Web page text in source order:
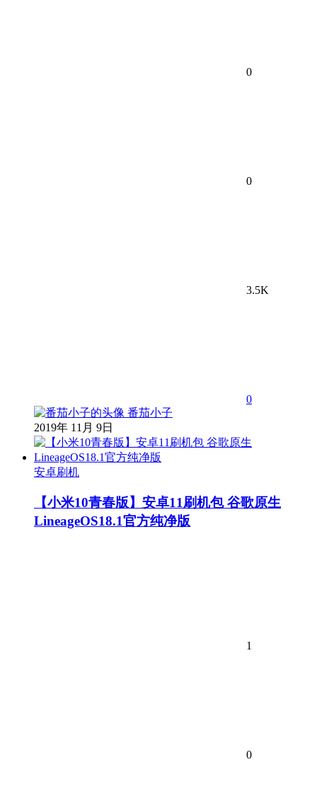
0
0
3.5K
0
番茄小子
2019年 11月 9日
安卓刷机
【小米10青春版】安卓11刷机包 谷歌原生
LineageOS18.1官方纯净版
1
0